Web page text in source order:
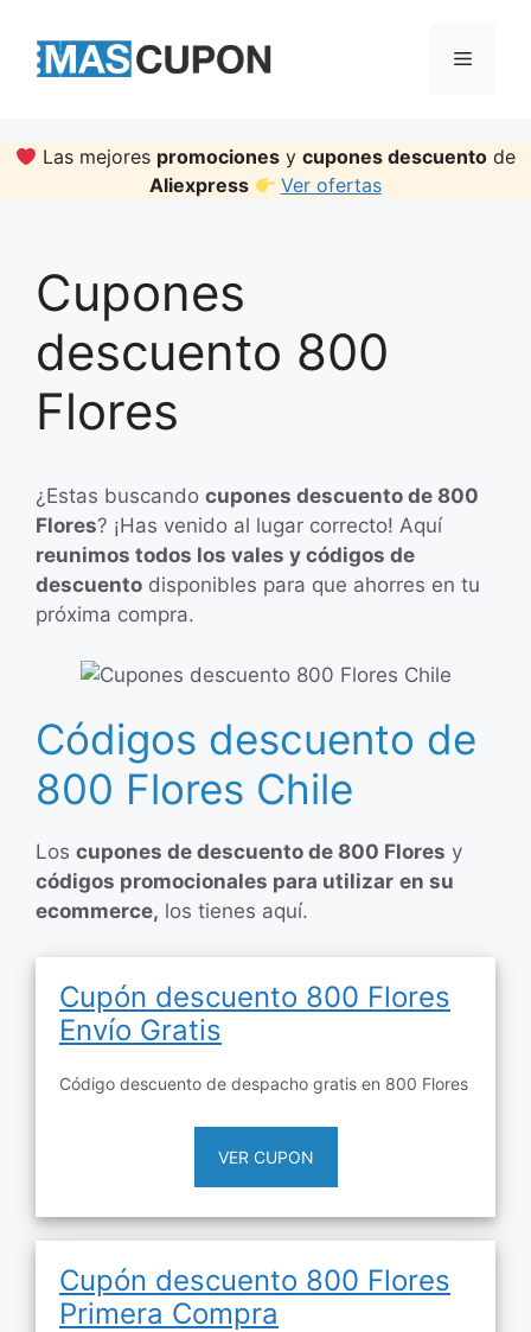
content
Menu
Las mejores promociones ycupones descuento de
Aliexpress
Ver ofertas
Cupones
descuento 800
Flores
¿Estas buscando cupones descuento de 800
Flores? ¡Has venido al lugar correcto! Aquí
reunimos todos los vales y códigos de
descuento disponibles para que ahorres en tu
próxima compra.
Códigos descuento de
800 Flores Chile
Los cupones de descuento de 800 Flores y
códigos promocionales para utilizar en su
ecommerce, los tienes aquí.
Cupón descuento 800 Flores
Envío Gratis
Código descuento de despacho gratis en 800 Flores
VER CUPON
Cupón descuento 800 Flores
Primera Compra